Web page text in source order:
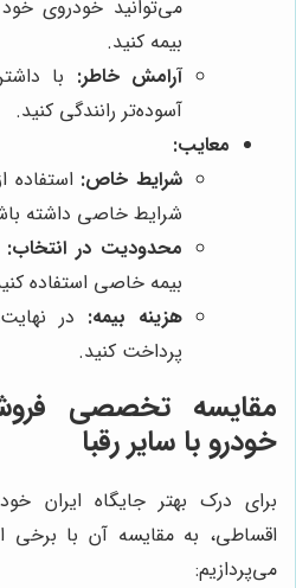
می‌توانید خودروی
بیمه کنید.
آرامش خاطر: با
آسوده‌تر رانندگی کنید.
معایب:
شرایط خاص:
شرایط خاصی داشته
محدودیت در انتخاب:
بیمه خاصی استفاده
هزینه بیمه: در
پرداخت کنید.
مقایسه تخصصی
خودرو با سایر رقبا
برای درک بهتر جایگاه ایران
اقساطی، به مقایسه آن با برخی
می‌پردازیم: